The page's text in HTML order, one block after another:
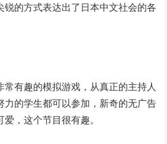
锐的方式表达出了日本中文社会的各
常有趣的模拟游戏，从真正的主持人
力的学生都可以参加，新奇的无广告
，这个节目很有趣。